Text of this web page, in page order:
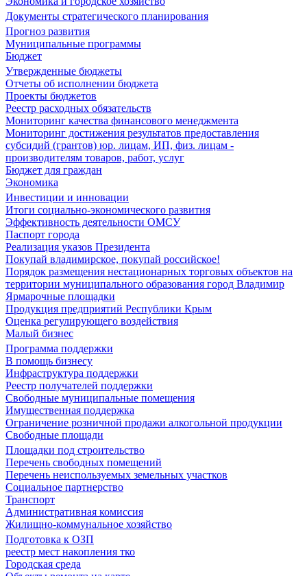
Документы стратегического планирования
Прогноз развития
Муниципальные программы
Бюджет
Утвержденные бюджеты
Отчеты об исполнении бюджета
Проекты бюджетов
Реестр расходных обязательств
Мониторинг качества финансового менеджмента
Мониторинг достижения результатов предоставления
субсидий (грантов) юр. лицам, ИП, физ. лицам -
производителям товаров, работ, услуг
Бюджет для граждан
Экономика
Инвестиции и инновации
Итоги социально-экономического развития
Эффективность деятельности ОМСУ
Паспорт города
Реализация указов Президента
Покупай владимирское, покупай российское!
Порядок размещения нестационарных торговых объектов на
территории муниципального образования город Владимир
Ярмарочные площадки
Продукция предприятий Республики Крым
Оценка регулирующего воздействия
Малый бизнес
Программа поддержки
В помощь бизнесу
Инфраструктура поддержки
Реестр получателей поддержки
Свободные муниципальные помещения
Имущественная поддержка
Ограничение розничной продажи алкогольной продукции
Свободные площади
Площадки под строительство
Перечень свободных помещений
Перечень неиспользуемых земельных участков
Социальное партнерство
Транспорт
Административная комиссия
Жилищно-коммунальное хозяйство
Подготовка к ОЗП
реестр мест накопления тко
Городская среда